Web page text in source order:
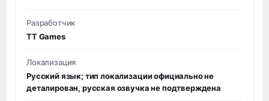
Разработчик
TT Games
Локализация
Русский язык; тип локализации официально не
деталирован, русская озвучка не подтверждена